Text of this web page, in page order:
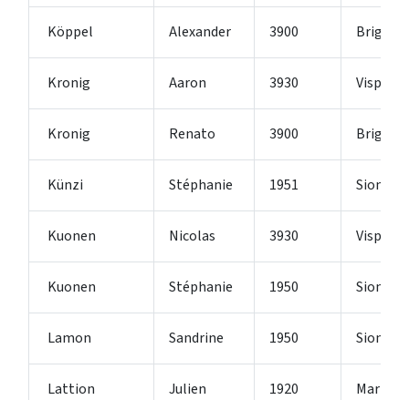
Köppel Alexander 3900 Brig-
Kronig Aaron 3930 Visp
Kronig Renato 3900 Brig-
Künzi Stéphanie 1951 Sion
Kuonen Nicolas 3930 Visp
Kuonen Stéphanie 1950 Sion
Lamon Sandrine 1950 Sion
Lattion Julien 1920